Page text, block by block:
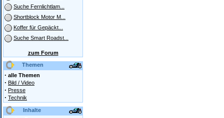
Suche Fernlichtlam...
Shortblock Motor M...
Koffer für Gepäckt...
Suche Smart Roadst...
zum Forum
Themen
· alle Themen
· Bild / Video
· Presse
· Technik
Inhalte